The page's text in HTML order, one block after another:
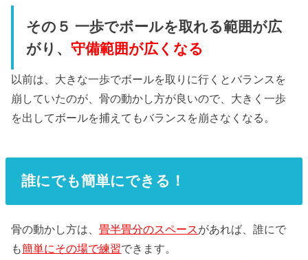
その５ 一歩でボールを取れる範囲が広
がり、 守備範囲が広くなる
以前は、大きな一歩でボールを取りに行くとバランスを
崩していたのが、骨の動かし方が良いので、大きく一歩
を出してボールを捕えてもバランスを崩さなくなる。
誰にでも簡単にできる！
骨の動かし方は、畳半畳分のスペース があれば、誰にで
も簡単にその場で練習できます。